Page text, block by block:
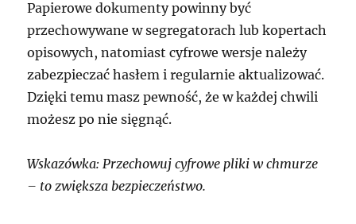
Papierowe dokumenty powinny być
przechowywane w segregatorach lub kopertach
opisowych, natomiast cyfrowe wersje należy
zabezpieczać hasłem i regularnie aktualizować.
Dzięki temu masz pewność, że w każdej chwili
możesz po nie sięgnąć.
Wskazówka: Przechowuj cyfrowe pliki w chmurze
– to zwiększa bezpieczeństwo.